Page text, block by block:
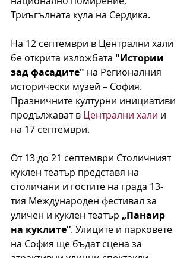
Триъгълната кула на Сердика.
На 12 септември в Централни хали
бе открита изложбата "Истории
зад фасадите" на Регионалния
исторически музей – София.
Празничните културни инициативи
продължават в Централни хали и
на 17 септември.
От 13 до 21 септември Столичният
куклен театър представя на
столичани и гостите на града 13-
тия Международен фестивал за
уличен и куклен театър „Панаир
на куклите“. Улиците и парковете
на София ще бъдат сцена за